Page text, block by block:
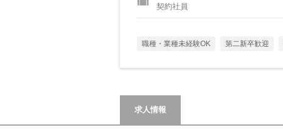
契約社員
職種・業種未経験OK 第二新卒歓迎
求人情報